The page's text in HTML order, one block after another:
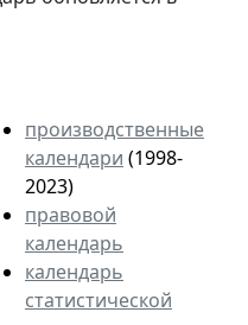
производственные
календари (1998-
2023)
правовой
календарь
календарь
статистической